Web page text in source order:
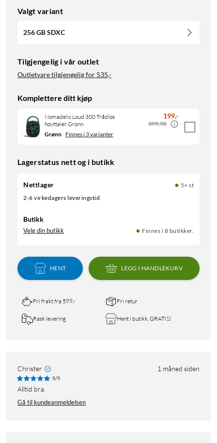
Valgt variant
256 GB SDXC
Tilgjengelig i vår outlet
Outletvare tilgjengelig for 535,-
Komplettere ditt kjøp
Nomadelic Loud 300 Trådløs
høyttaler Grønn
199,-
399,90
Grønn Finnes i 3 varianter
Lagerstatus nett og i butikk
Nettlager
5+ st
2-6 virkedagers leveringstid
Butikk
Velg din butikk Finnes i 8 butikker.
HENT LEGG I HANDLEKURV
Fri frakt fra 599,- Fri retur
Rask levering Hent i butikk, GRATIS!
Christer 1 måned siden
5/5
Alltid bra.
Gå til kundeanmeldelsen